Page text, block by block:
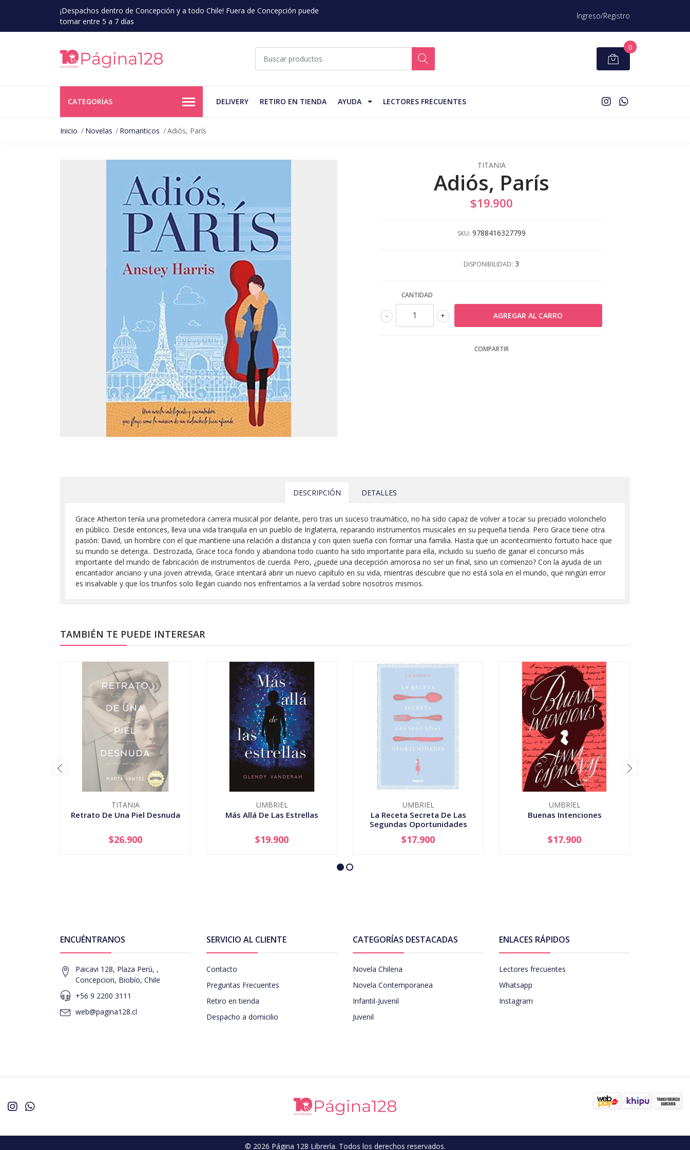
¡Despachos dentro de Concepción y a todo Chile! Fuera de Concepción puede
tomar entre 5 a 7 días
Ingreso/Registro
0
CATEGORÍAS DELIVERY RETIRO EN TIENDA AYUDA LECTORES FRECUENTES
Inicio Novelas Romanticos Adiós, París
TITANIA
Adiós, París
$19.900
SKU: 9788416327799
DISPONIBILIDAD: 3
CANTIDAD
+
-
COMPARTIR
DESCRIPCIÓN DETALLES
Grace Atherton tenía una prometedora carrera musical por delante, pero tras un suceso traumático, no ha sido capaz de volver a tocar su preciado violonchelo
en público. Desde entonces, lleva una vida tranquila en un pueblo de Inglaterra, reparando instrumentos musicales en su pequeña tienda. Pero Grace tiene otra
pasión: David, un hombre con el que mantiene una relación a distancia y con quien sueña con formar una familia. Hasta que un acontecimiento fortuito hace que
su mundo se detenga.. Destrozada, Grace toca fondo y abandona todo cuanto ha sido importante para ella, incluido su sueño de ganar el concurso más
importante del mundo de fabricación de instrumentos de cuerda. Pero, ¿puede una decepción amorosa no ser un final, sino un comienzo? Con la ayuda de un
encantador anciano y una joven atrevida, Grace intentará abrir un nuevo capítulo en su vida, mientras descubre que no está sola en el mundo, que ningún error
es insalvable y que los triunfos solo llegan cuando nos enfrentamos a la verdad sobre nosotros mismos.
TAMBIÉN TE PUEDE INTERESAR
TITANIA
Retrato De Una Piel Desnuda
AGOTADO
$26.900
UMBRIEL
Más Allá De Las Estrellas
+
$19.900
UMBRIEL
La Receta Secreta De Las
Segundas Oportunidades
AGOTADO
$17.900
UMBRIEL
Buenas Intenciones
+
$17.900
ENCUÉNTRANOS
Paicavi 128, Plaza Perú, ,
Concepcion, Biobío, Chile
+56 9 2200 3111
web@pagina128.cl
SERVICIO AL CLIENTE
Contacto
Preguntas Frecuentes
Retiro en tienda
Despacho a domicilio
CATEGORÍAS DESTACADAS
Novela Chilena
Novela Contemporanea
Infantil-Juvenil
Juvenil
ENLACES RÁPIDOS
Lectores frecuentes
Whatsapp
Instagram
© 2026 Página 128 Librería. Todos los derechos reservados.